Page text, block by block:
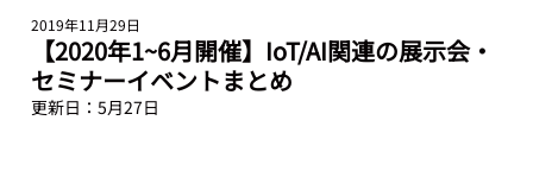
【2020年1~6月開催】IoT/AI関連の展示会・
セミナーイベントまとめ
2019年11月29日
更新日： 5月27日